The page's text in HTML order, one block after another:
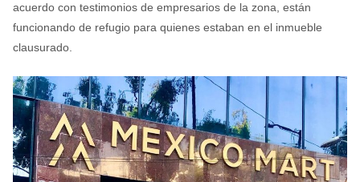
acuerdo con testimonios de empresarios de la zona, están
funcionando de refugio para quienes estaban en el inmueble
clausurado.